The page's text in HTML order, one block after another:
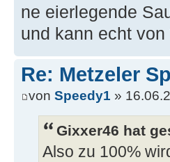
ne eierlegende
und kann echt
Re: Metzeler
von Speedy1 »
Gixxer46 hat
Also zu 100%